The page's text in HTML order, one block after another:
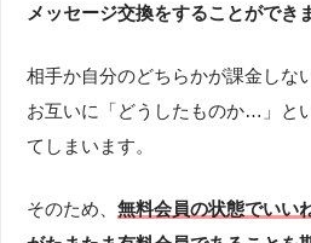
メッセージ交換をすることができ
相手か自分のどちらかが課金しな
お互いに「どうしたものか…」と
てしまいます。
そのため、無料会員の状態でいい